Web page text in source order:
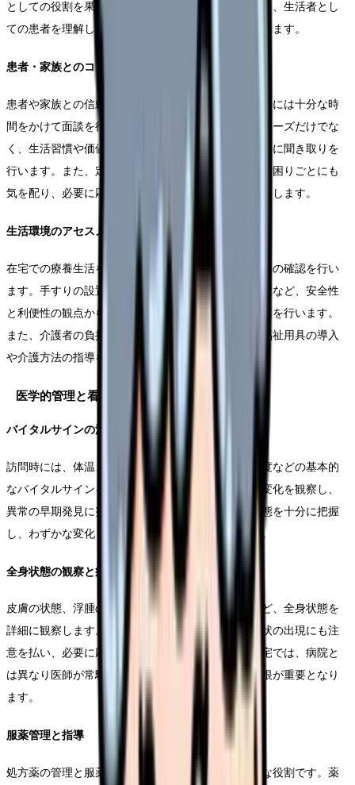
としての役割を果たします。医学的な視点だけでなく、生活者とし
ての患者を理解し、両者の調和を図ることが求められます。
患者・家族とのコミュニケーション
患者や家族との信頼関係を構築するため、初回訪問時には十分な時
間をかけて面談を行います。その際には、医療的なニーズだけでな
く、生活習慣や価値観、家族関係などについても丁寧に聞き取りを
行います。また、定期的な訪問の中で、些細な変化や困りごとにも
気を配り、必要に応じて医師や他職種と連携して対応します。
生活環境のアセスメント
在宅での療養生活を支援するため、住環境や生活動線の確認を行い
ます。手すりの設置位置や段差の有無、ベッドの配置など、安全性
と利便性の観点から総合的に評価し、必要な改善提案を行います。
また、介護者の負担軽減についても考慮し、適切な福祉用具の導入
や介護方法の指導を行います。
医学的管理と看護ケア
バイタルサインの測定と評価
訪問時には、体温、血圧、脈拍、呼吸数、酸素飽和度などの基本的
なバイタルサインを測定します。測定値の経時的な変化を観察し、
異常の早期発見に努めます。また、患者の普段の状態を十分に把握
し、わずかな変化も見逃さないよう注意を払います。
全身状態の観察と症状管理
皮膚の状態、浮腫の有無、排泄状況、食事摂取量など、全身状態を
詳細に観察します。慢性疾患の増悪兆候や新たな症状の出現にも注
意を払い、必要に応じて医師に報告します。特に在宅では、病院と
は異なり医師が常駐していないため、看護師の観察眼が重要となり
ます。
服薬管理と指導
処方薬の管理と服薬指導は、訪問診療における重要な役割です。薬